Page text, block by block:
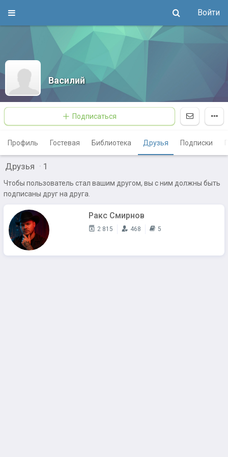
Войти
Василий
Подписаться
Профиль Гостевая Библиотека Друзья Подписки
Друзья · 1
Чтобы пользователь стал вашим другом, вы с ним должны быть
подписаны друг на друга.
Ракс Смирнов
2 815 468 5